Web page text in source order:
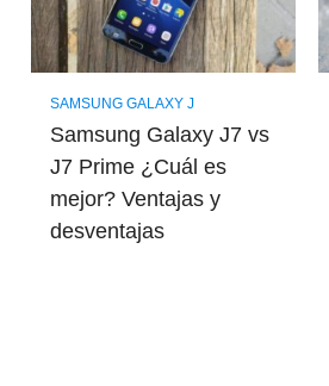
SAMSUNG GALAXY J
Samsung Galaxy J7 vs
J7 Prime ¿Cuál es
mejor? Ventajas y
desventajas